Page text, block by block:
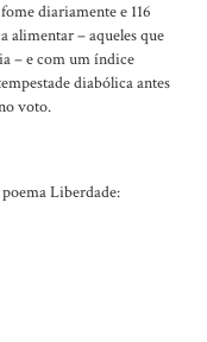
diariamente e 116
alimentar – aqueles que
– e com um índice
diabólica antes
voto.
Liberdade: